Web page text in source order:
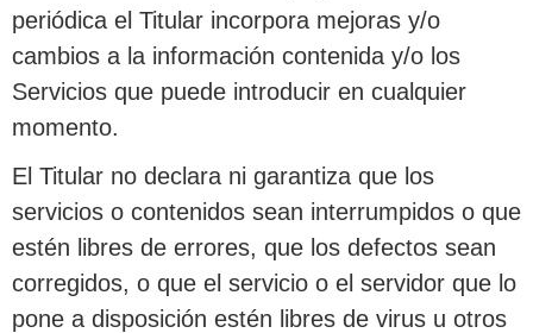
periódica el Titular incorpora mejoras y/o
cambios a la información contenida y/o los
Servicios que puede introducir en cualquier
momento.
El Titular no declara ni garantiza que los
servicios o contenidos sean interrumpidos o que
estén libres de errores, que los defectos sean
corregidos, o que el servicio o el servidor que lo
pone a disposición estén libres de virus u otros